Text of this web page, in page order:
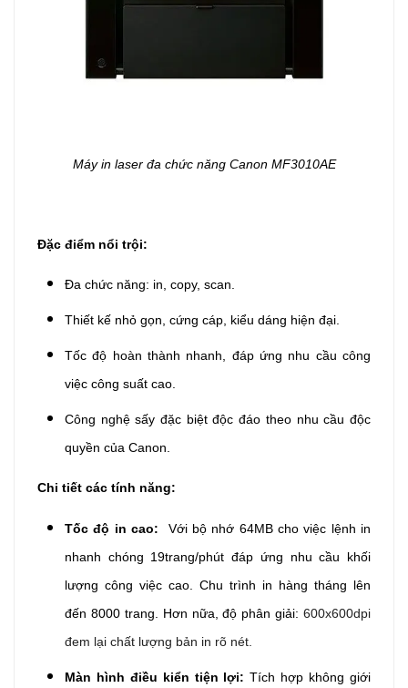
Máy in laser đa chức năng Canon MF3010AE
Đặc điểm nổi trội:
Đa chức năng: in, copy, scan.
Thiết kế nhỏ gọn, cứng cáp, kiểu dáng hiện đại.
Tốc độ hoàn thành nhanh, đáp ứng nhu cầu công
việc công suất cao.
Công nghệ sấy đặc biệt độc đáo theo nhu cầu độc
quyền của Canon.
Chi tiết các tính năng:
Tốc độ in cao: Với bộ nhớ 64MB cho việc lệnh in
nhanh chóng 19trang/phút đáp ứng nhu cầu khối
lượng công việc cao.
Chu trình in hàng tháng lên
đến 8000 trang. Hơn nữa, độ phân giải: 600x600dpi
đem lại chất lượng bản in rõ nét.
Màn hình điều kiển tiện lợi: Tích hợp không giới